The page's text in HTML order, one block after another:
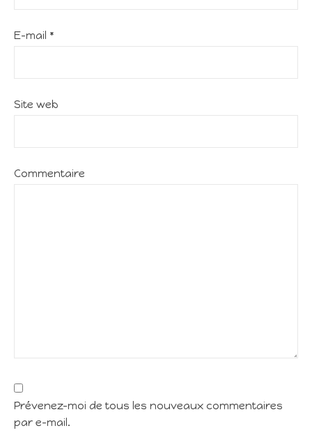
E-mail *
Site web
Commentaire
Prévenez-moi de tous les nouveaux commentaires
par e-mail.